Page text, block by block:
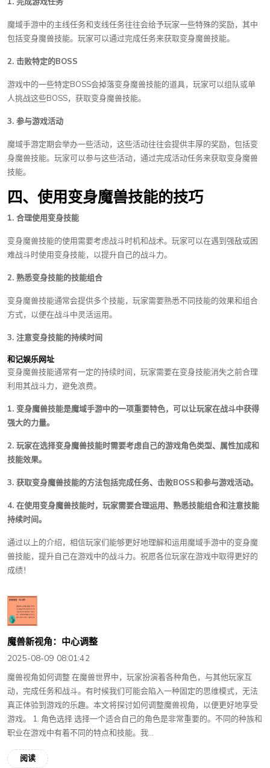
魔域手游中的主线任务和支线任务往往会给予玩家一些特殊的奖励，其中
包括变身魔兽技能。玩家可以通过完成任务来获取变身魔兽技能。
2. 击败特定的BOSS
游戏中的一些特定BOSS会掉落变身魔兽技能的道具，玩家可以组队或单
人挑战这些BOSS，获取变身魔兽技能。
3. 参与游戏活动
魔域手游定期会举办一些活动，这些活动往往会提供丰厚的奖励，包括变
身魔兽技能。玩家可以参与这些活动，通过完成活动任务来获取变身魔兽
技能。
四、使用变身魔兽技能的技巧
1. 合理使用变身技能
变身魔兽技能的使用需要考虑战斗时机和战术。玩家可以在遇到强敌或困
难战斗时使用变身技能，以提升自己的战斗力。
2. 熟悉变身技能的技能组合
变身魔兽技能通常会提供多个技能，玩家需要熟悉不同技能的效果和组合
方式，以便在战斗中灵活运用。
3. 注意变身技能的持续时间
和记娱乐网址
变身魔兽技能通常有一定的持续时间，玩家需要在变身技能消失之前合理
利用其战斗力，避免浪费。
1. 变身魔兽技能是魔域手游中的一项重要特色，可以让玩家在战斗中获得
强大的力量。
2. 玩家在选择变身魔兽技能时需要考虑自己的游戏角色类型、属性加成和
技能效果。
3. 获取变身魔兽技能的方法包括完成任务、击败BOSS和参与游戏活动。
4. 在使用变身魔兽技能时，玩家需要合理运用、熟悉技能组合和注意技能
持续时间。
通过以上的介绍，相信玩家们能够更好地理解和运用魔域手游中的变身魔
兽技能，提升自己在游戏中的战斗力。祝愿各位玩家在游戏中取得更好的
成绩！
魔兽新视角：中心调整
2025-08-09 08:01:42
魔兽视角如何调整 在魔兽世界中，玩家扮演着各种角色，与其他玩家互
动，完成任务和战斗。有时候我们可能会陷入一种固定的思维模式，无法
真正体验到游戏的乐趣。本文将探讨如何调整魔兽视角，以便更好地享受
游戏。 1. 角色选择 选择一个适合自己的角色是非常重要的。不同的种族和
职业在游戏中有着不同的特点和技能。我...
阅读